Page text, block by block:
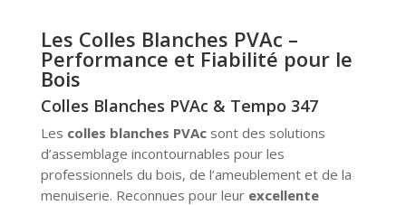
Les Colles Blanches PVAc –
Performance et Fiabilité pour le
Bois
Colles Blanches PVAc & Tempo 347
Les colles blanches PVAcsont des solutions
d’assemblage incontournables pour les
professionnels du bois, de l’ameublement et de la
menuiserie. Reconnues pour leur excellente